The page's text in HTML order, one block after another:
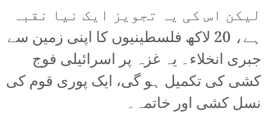
لیکن اس کی یہ تجویز ایک نیا نقبہ
ہے، 20 لاکھ فلسطینیوں کا اپنی زمین سے
جبری انخلاء۔ یہ غزہ پر اسرائیلی فوج
کشی کی تکمیل ہو گی، ایک پوری قوم کی
نسل کشی اور خاتمہ۔